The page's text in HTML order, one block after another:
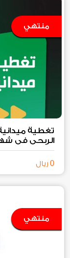
منتهي
تغطية
الربحي في
0 ريال
منتهي